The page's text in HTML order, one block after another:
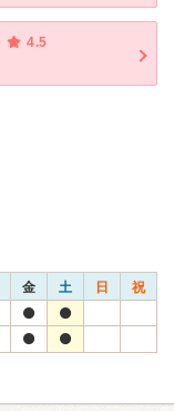
4.5
金 土 日 祝